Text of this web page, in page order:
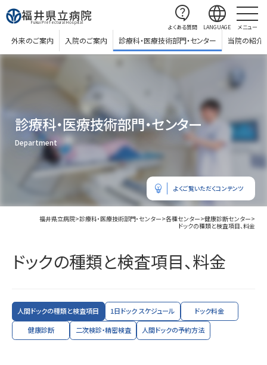
福井県立病院
Fukui Prefectural Hospital
外来のご案内 入院のご案内 診療科・医療技術部門・センター 当院の紹介
contact_support
よくある質問
language
LANGUAGE メニュー
診療科・医療技術部門・センター
Department
福井県立病院>診療科・医療技術部門・センター>各種センター>健康診断センター>
ドックの種類と検査項目、料金
ドックの種類と検査項目、料金
人間ドックの種類と検査項目 1日ドック スケジュール ドック料金
健康診断 二次検診・精密検査 人間ドックの予約方法
emoji_objects よくご覧いただくコンテンツ